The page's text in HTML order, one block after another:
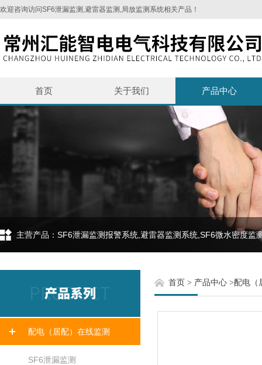
欢迎咨询访问SF6泄漏监测,避雷器监测,局放监测系统相关产品！
首页 关于我们 产品中心
配电（居配）在线监测
SF6泄漏监测
首页 > 产品中心 >配电（